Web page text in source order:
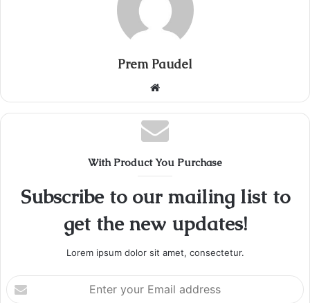
Prem Paudel
Website
With Product You Purchase
Subscribe to our mailing list to
get the new updates!
Lorem ipsum dolor sit amet, consectetur.
Enter
your